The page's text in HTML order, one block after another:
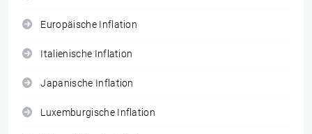
Europäische Inflation
Italienische Inflation
Japanische Inflation
Luxemburgische Inflation